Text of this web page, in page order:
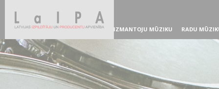
IZMANTOJU MŪZIKU RADU